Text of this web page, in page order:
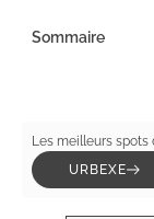
Sommaire
Les meilleurs spots
URBEXE